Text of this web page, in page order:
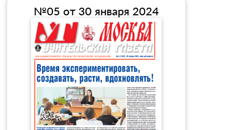
№05 от 30 января 2024